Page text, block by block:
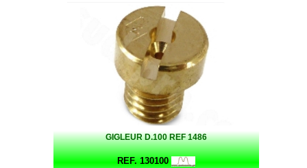
GIGLEUR D.100 REF 1486
REF. 130100